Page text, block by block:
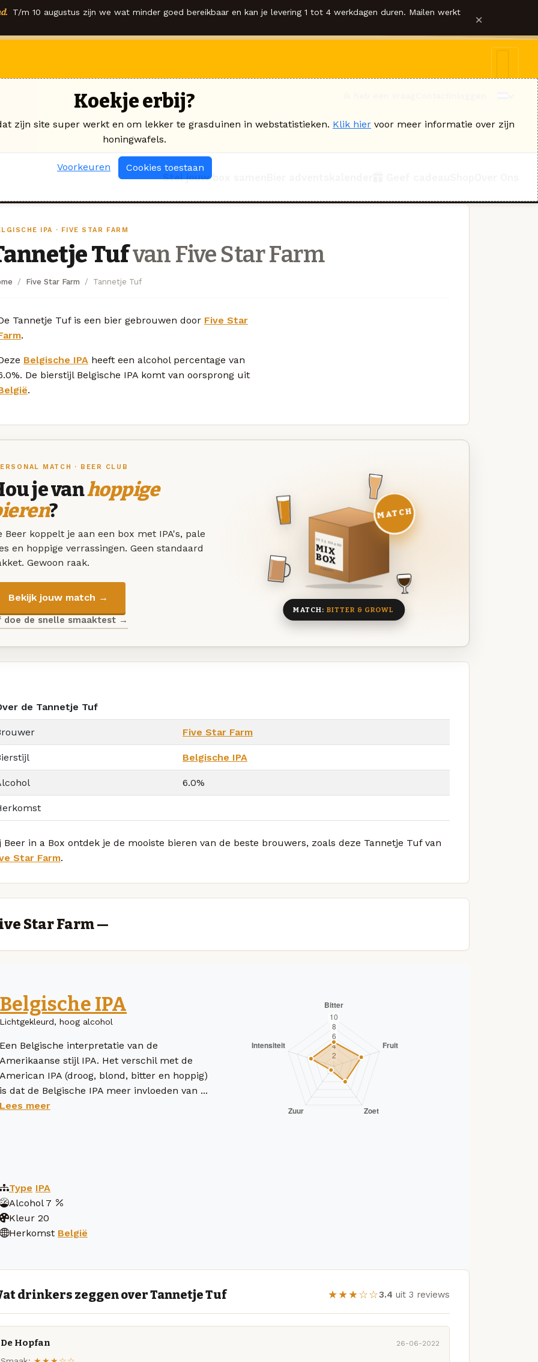
T/m 10 augustus zijn we wat minder goed bereikbaar en kan je levering 1 tot 4 werkdagen duren. Mailen werkt ×
Stel jouw box samen
IPA · FIVE STAR FARM
Tufvan Five Star Farm
Five Star Farm Tannetje Tuf
Tannetje Tuf is een bier gebrouwen door Five Star
.
Belgische IPA heeft een alcohol percentage van
De bierstijl Belgische IPA komt van oorsprong uit
.
MATCH · BEER CLUB
je vanhoppige
?
Beer koppelt je aan een box met IPA's, pale
en hoppige verrassingen. Geen standaard
Gewoon raak.
Bekijk jouw match →
doe de snelle smaaktest →
DEZE MAAND
MIX
BOX
8 BIEREN
MATCH
MATCH: BITTER & GROWL
de Tannetje Tuf
Five Star Farm
Belgische IPA
6.0%
Beer in a Box ontdek je de mooiste bieren van de beste brouwers, zoals deze Tannetje Tuf van
Star Farm.
Star Farm —
Belgische IPA
Lichtgekleurd, hoog alcohol
Een Belgische interpretatie van de
Amerikaanse stijl IPA. Het verschil met de
American IPA (droog, blond, bitter en hoppig)
is dat de Belgische IPA meer invloeden van ...
Lees meer
Type IPA
Alcohol 7
Kleur 20
Herkomst België
drinkers zeggen over Tannetje Tuf ★★★☆☆3.4 uit 3 reviews
De Hopfan 26-06-2022
Koekje erbij?
zijn site super werkt en om lekker te grasduinen in webstatistieken. Klik hier voor meer informatie over zijn
honingwafels.
Voorkeuren Cookies toestaan